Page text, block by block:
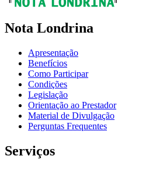
Nota Londrina
Apresentação
Benefícios
Como Participar
Condições
Legislação
Orientação ao Prestador
Material de Divulgação
Perguntas Frequentes
Serviços